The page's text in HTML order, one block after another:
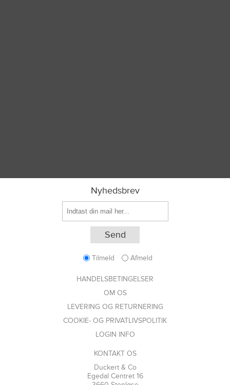
Nyhedsbrev
Tilmeld Afmeld
HANDELSBETINGELSER
OM OS
LEVERING OG RETURNERING
COOKIE- OG PRIVATLIVSPOLITIK
LOGIN INFO
KONTAKT OS
Duckert & Co
Egedal Centret 16